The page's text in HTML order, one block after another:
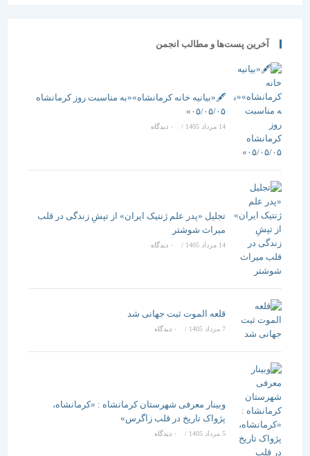
آخرین پست‌ها و مطالب انجمن
🖋️«بیانیه خانه کرمانشاه»«به مناسبت روز کرمانشاه
۰۵/۰۵/۰۵»
/ ۰ دیدگاه
تجلیل «پدر علم ژنتیک ایران» از تپشِ زندگی در قلب
میراث شوشتر
14 مرداد 1405 / ۰ دیدگاه
قلعه الموت ثبت جهانی شد
/ ۰ دیدگاه
وبینار معرفی شهرستان کرمانشاه : «کرمانشاه،
پژواک تاریخ در قلب زاگرس»
5 مرداد 1405 / ۰ دیدگاه